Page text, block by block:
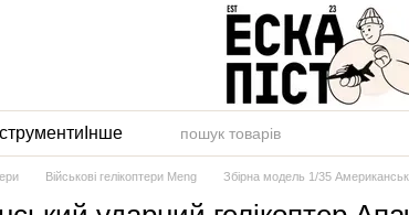
Інше
Військові гелікоптери Meng Збірна модель 1/35